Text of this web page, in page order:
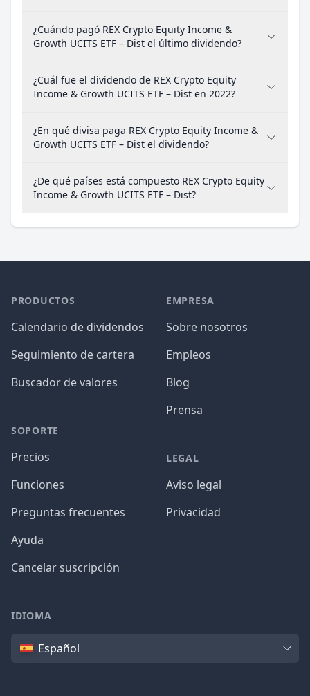
¿Cuándo pagó REX Crypto Equity Income &
Growth UCITS ETF – Dist el último dividendo?
¿Cuál fue el dividendo de REX Crypto Equity
Income & Growth UCITS ETF – Dist en 2022?
¿En qué divisa paga REX Crypto Equity Income &
Growth UCITS ETF – Dist el dividendo?
¿De qué países está compuesto REX Crypto Equity
Income & Growth UCITS ETF – Dist?
PRODUCTOS
Calendario de dividendos
Seguimiento de cartera
Buscador de valores
SOPORTE
Precios
Funciones
Preguntas frecuentes
Ayuda
Cancelar suscripción
EMPRESA
Sobre nosotros
Empleos
Blog
Prensa
LEGAL
Aviso legal
Privacidad
IDIOMA
IdiomaEspañol